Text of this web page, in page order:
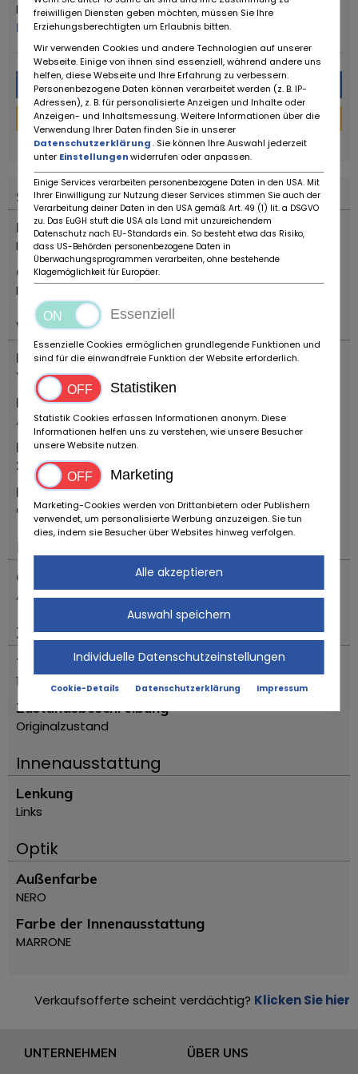
Ruote da Sogno
Mehr von diesem Händler
Nachricht
Finanzierungs-Rechner
powered by tarifcheck
Standort
Land
Italien
Ort
Reggio Emilia
Wichtiges
Fahrzeugtyp
Youngtimer
Marke
Alfa Romeo
Erstzulassung Jahr
2005
Modell
GT COUPE' JTS "DISTINCTIVE EDITION"
Motor & Antrieb
Getriebe
Automatik
Zustand
Tachostand (abgelesen)
125960
Zustandsbeschreibung
Originalzustand
Innenausstattung
Lenkung
Links
Optik
Außenfarbe
NERO
Farbe der Innenausstattung
MARRONE
Verkaufsofferte scheint verdächtig? Klicken Sie hier
UNTERNEHMEN ÜBER UNS
freiwilligen Diensten geben möchten, müssen Sie Ihre
Erziehungsberechtigten um Erlaubnis bitten.
Wir verwenden Cookies und andere Technologien auf unserer
Webseite. Einige von ihnen sind essenziell, während andere uns
helfen, diese Webseite und Ihre Erfahrung zu verbessern.
Personenbezogene Daten können verarbeitet werden (z. B. IP-
Adressen), z. B. für personalisierte Anzeigen und Inhalte oder
Anzeigen- und Inhaltsmessung. Weitere Informationen über die
Verwendung Ihrer Daten finden Sie in unserer
Datenschutzerklärung. Sie können Ihre Auswahl jederzeit
unter Einstellungenwiderrufen oder anpassen.
Einige Services verarbeiten personenbezogene Daten in den USA. Mit
Ihrer Einwilligung zur Nutzung dieser Services stimmen Sie auch der
Verarbeitung deiner Daten in den USA gemäß Art. 49 (1) lit. a DSGVO
zu. Das EuGH stuft die USA als Land mit unzureichendem
Datenschutz nach EU-Standards ein. So besteht etwa das Risiko,
dass US-Behörden personenbezogene Daten in
Überwachungsprogrammen verarbeiten, ohne bestehende
Klagemöglichkeit für Europäer.
Essenziell
Essenzielle Cookies ermöglichen grundlegende Funktionen und
sind für die einwandfreie Funktion der Website erforderlich.
Statistiken
Statistik Cookies erfassen Informationen anonym. Diese
Informationen helfen uns zu verstehen, wie unsere Besucher
unsere Website nutzen.
Marketing
Marketing-Cookies werden von Drittanbietern oder Publishern
verwendet, um personalisierte Werbung anzuzeigen. Sie tun
dies, indem sie Besucher über Websites hinweg verfolgen.
Alle akzeptieren
Auswahl speichern
Individuelle Datenschutzeinstellungen
Cookie-Details Datenschutzerklärung Impressum